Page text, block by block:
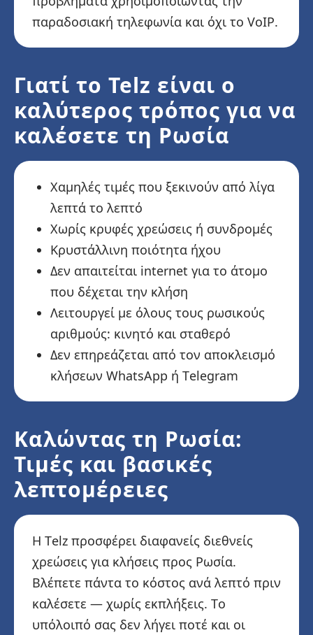
παραδοσιακή τηλεφωνία και όχι το VoIP.
Γιατί το Telz είναι ο
καλύτερος τρόπος για να
καλέσετε τη Ρωσία
Χαμηλές τιμές που ξεκινούν από λίγα
λεπτά το λεπτό
Χωρίς κρυφές χρεώσεις ή συνδρομές
Κρυστάλλινη ποιότητα ήχου
Δεν απαιτείται internet για το άτομο
που δέχεται την κλήση
Λειτουργεί με όλους τους ρωσικούς
αριθμούς: κινητό και σταθερό
Δεν επηρεάζεται από τον αποκλεισμό
κλήσεων WhatsApp ή Telegram
Καλώντας τη Ρωσία:
Τιμές και βασικές
λεπτομέρειες
Η Telz προσφέρει διαφανείς διεθνείς
χρεώσεις για κλήσεις προς Ρωσία.
Βλέπετε πάντα το κόστος ανά λεπτό πριν
καλέσετε — χωρίς εκπλήξεις. Το
υπόλοιπό σας δεν λήγει ποτέ και οι